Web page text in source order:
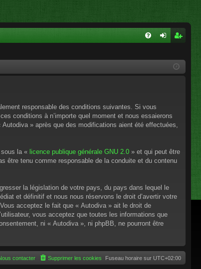
cri
responsable des conditions suivantes. Si vous
conditions à n’importe quel moment et nous essaierons
» après que des modifications aient été effectuées,
la « licence publique générale GNU 2.0 » et qui peut être
être tenu comme responsable de la conduite et du contenu
la législation de votre pays, du pays dans lequel le
et définitif et nous nous réservons le droit d’avertir votre
acceptez le fait que « Autodiva » ait le droit de
vous acceptez que toutes les informations que
ni « Autodiva », ni phpBB, ne pourront être
Fuseau horaire sur UTC+02:00
Supprimer les cookies
contacter